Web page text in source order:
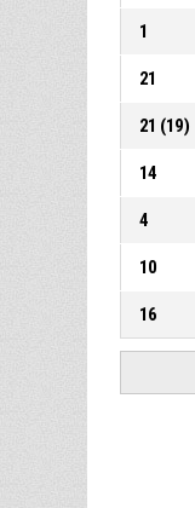
1
21
21 (19)
14
4
10
16